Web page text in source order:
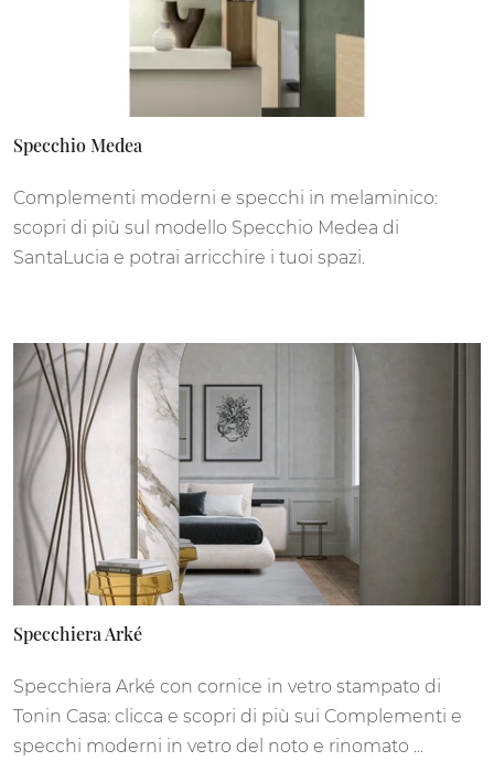
Specchio Medea
Complementi moderni e specchi in melaminico:
scopri di più sul modello Specchio Medea di
SantaLucia e potrai arricchire i tuoi spazi.
Specchiera Arké
Specchiera Arké con cornice in vetro stampato di
Tonin Casa: clicca e scopri di più sui Complementi e
specchi moderni in vetro del noto e rinomato ...